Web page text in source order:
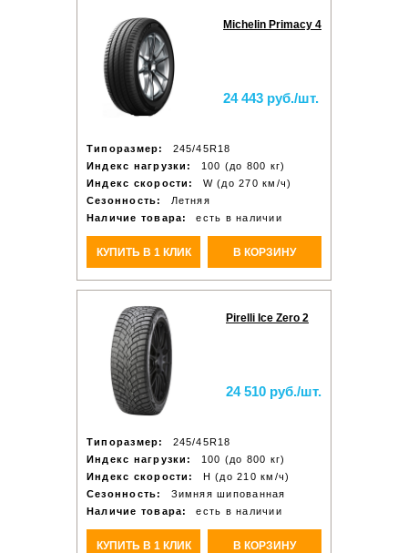
Michelin Primacy 4
24 443 руб./шт.
Типоразмер:
245/45R18
Индекс нагрузки:
100 (до 800 кг)
Индекс скорости:
W (до 270 км/ч)
Сезонность:
Летняя
Наличие товара:
есть в наличии
КУПИТЬ В 1 КЛИК В КОРЗИНУ
Pirelli Ice Zero 2
24 510 руб./шт.
Типоразмер:
245/45R18
Индекс нагрузки:
100 (до 800 кг)
Индекс скорости:
H (до 210 км/ч)
Сезонность:
Зимняя шипованная
Наличие товара:
есть в наличии
КУПИТЬ В 1 КЛИК В КОРЗИНУ